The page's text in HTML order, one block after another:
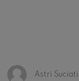
Astri Suciati